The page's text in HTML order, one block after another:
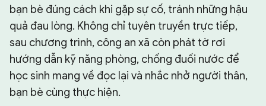
bạn bè đúng cách khi gặp sự cố, tránh những hậu
quả đau lòng. Không chỉ tuyên truyền trực tiếp,
sau chương trình, công an xã còn phát tờ rơi
hướng dẫn kỹ năng phòng, chống đuối nước để
học sinh mang về đọc lại và nhắc nhở người thân,
bạn bè cùng thực hiện.